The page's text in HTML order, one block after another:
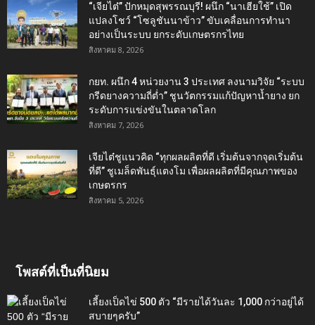
“เจียไต๋” ปักหมุดสุพรรณบุรี! ผนึก “นาเฮียใช้” เปิด
แปลงโชว์ “โซลูชันนาข้าว” ขับเคลื่อนการทำนา
อย่างเป็นระบบ ยกระดับเกษตรกรไทย
สิงหาคม 8, 2026
กยท. ผนึก 4 หน่วยงาน 3 ประเทศ ลงนามวิจัย “ระบบ
กรีดยางความถี่ต่ำ” ชูนวัตกรรมแก้ปัญหาน้ำยาง ยก
ระดับการแข่งขันในตลาดโลก
สิงหาคม 7, 2026
เจียไต๋ชูแนวคิด “ทุกผลผลิตที่ดี เริ่มต้นจากจุดเริ่มต้น
ที่ดี” ชูเมล็ดพันธุ์แตงโม เพื่อผลผลิตที่มีคุณภาพของ
เกษตรกร
สิงหาคม 5, 2026
โพสต์ที่เป็นที่นิยม
เลี้ยงเป็ดไข่ 500 ตัว “มีรายได้วันละ 1,000 กว่าอยู่ได้
สบายๆครับ”